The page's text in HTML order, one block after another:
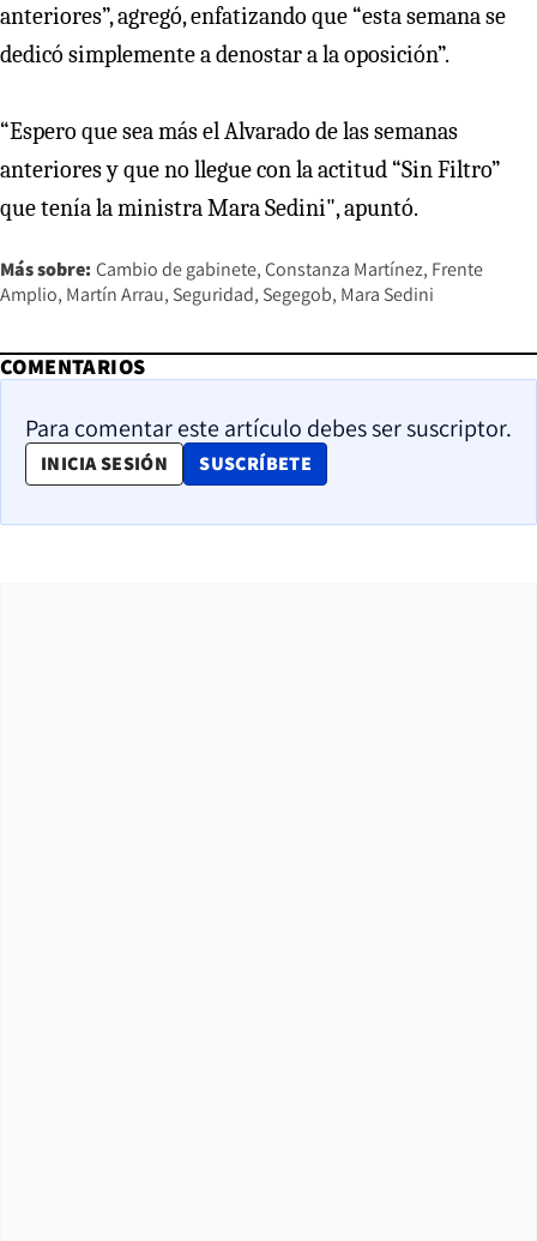
anteriores”, agregó, enfatizando que “esta semana se
dedicó simplemente a denostar a la oposición”.
“Espero que sea más el Alvarado de las semanas
anteriores y que no llegue con la actitud “Sin Filtro”
que tenía la ministra Mara Sedini", apuntó.
Más sobre: Cambio de gabinete Constanza Martínez Frente
Amplio Martín Arrau Seguridad Segegob Mara Sedini
COMENTARIOS
Para comentar este artículo debes ser suscriptor.
INICIA SESIÓN SUSCRÍBETE
OPENS IN NEW WINDOW